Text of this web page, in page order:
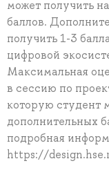
может получить
баллов.
получить 1-3
цифровой
Максимальная
в сессию по
которую студент
дополнительных
подробная
https://